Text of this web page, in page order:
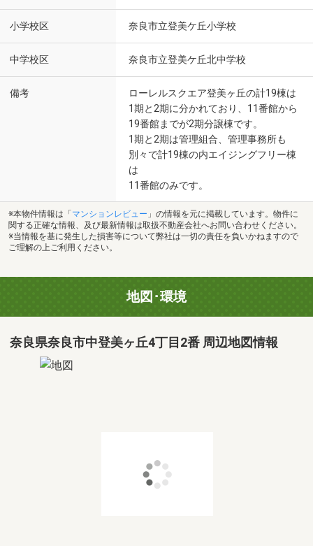
小学校区 奈良市立登美ケ丘小学校
中学校区 奈良市立登美ケ丘北中学校
備考
ローレルスクエア登美ヶ丘の計19棟は
1期と2期に分かれており、11番館から
19番館までが2期分譲棟です。
1期と2期は管理組合、管理事務所も
別々で計19棟の内エイジングフリー棟
は
11番館のみです。
※本物件情報は「 マンションレビュー 」の情報を元に掲載しています。物件に
関する正確な情報、及び最新情報は取扱不動産会社へお問い合わせください。
※当情報を基に発生した損害等について弊社は一切の責任を負いかねますので
ご理解の上ご利用ください。
地図･環境
奈良県奈良市中登美ヶ丘4丁目2番 周辺地図情報